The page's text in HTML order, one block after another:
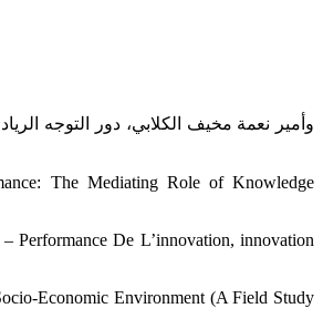
The Mediating Role of ‎Knowledge